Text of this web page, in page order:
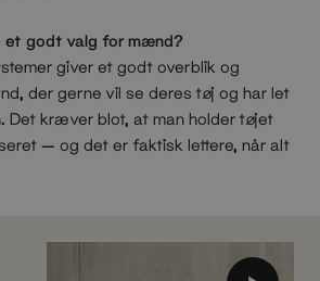
et godt valg for mænd?
giver et godt overblik og
der gerne vil se deres tøj og har let
Det kræver blot, at man holder tøjet
— og det er faktisk lettere, når alt